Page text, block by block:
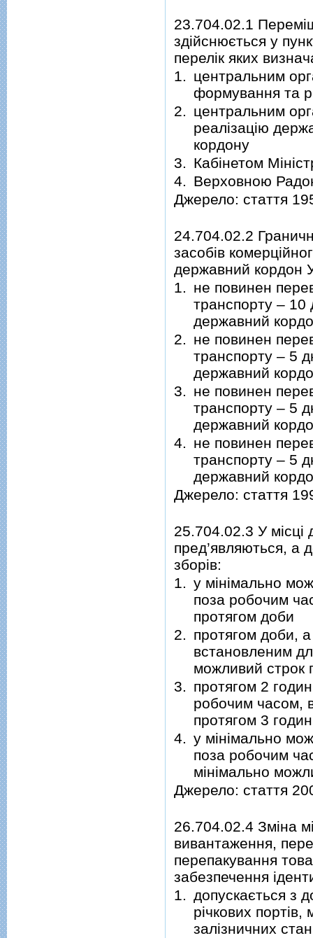
23.704.02.1
здійснюється у
перелік яких
1. центральним
формування та
2. центральним
реалізацію
кордону
3. Кабінетом
4. Верховною
Джерело: стаття
24.704.02.2
засобів
державний кордон
1. не повинен
транспорту – 10
державний
2. не повинен
транспорту – 5
державний
3. не повинен
транспорту – 5
державний
4. не повинен
транспорту – 5
державний
Джерело: стаття
25.704.02.3 У місці
пред’являються, а
зборів:
1. у мінімально
поза робочим
протягом доби
2. протягом доби,
встановленим
можливий строк
3. протягом 2
робочим часом,
протягом 3 годин
4. у мінімально
поза робочим
мінімально
Джерело: стаття
26.704.02.4 Зміна
вивантаження,
перепакування
забезпечення
1. допускається з
річкових
залізничних